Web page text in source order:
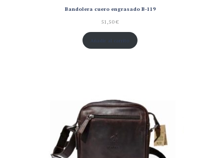
Bandolera cuero engrasado B-119
51,50€
Añadir al carrito